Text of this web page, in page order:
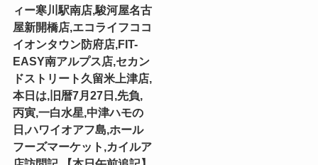
ィー寒川駅南店,駿河屋名古
屋新開橋店,エコライフココ
イオンタウン防府店,FIT-
EASY南アルプス店,セカン
ドストリート久留米上津店,
本日は,旧暦7月27日,先負,
丙寅,一白水星,中津ハモの
日,ハワイオアフ島,ホール
フーズマーケット,カイルア